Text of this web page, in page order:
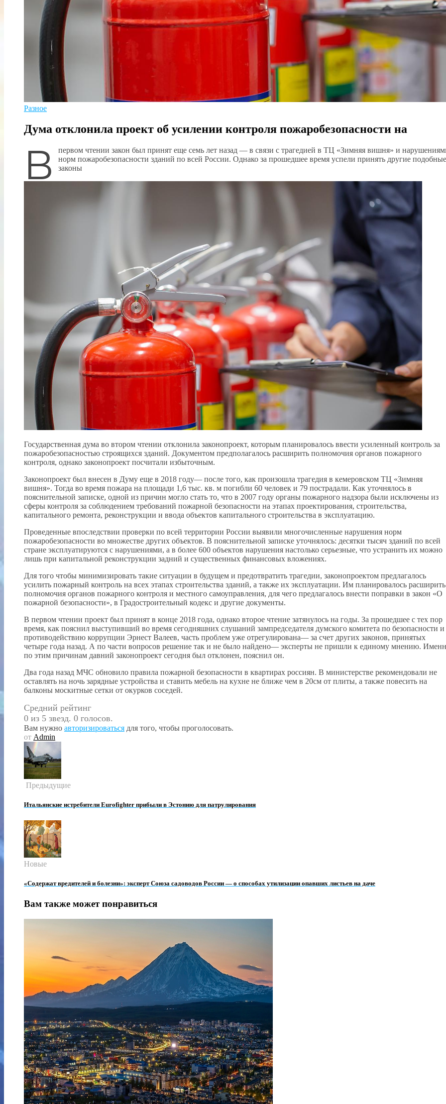
Разное
Дума отклонила проект об усилении контроля пожаробезопасности на
В
первом чтении закон был принят еще семь лет назад — в связи с трагедией в ТЦ «Зимняя вишня» и
норм пожаробезопасности зданий по всей России. Однако за прошедшее время успели принять другие подобные
законы
Государственная дума во втором чтении отклонила законопроект, которым планировалось ввести усиленный контроль за
пожаробезопасностью строящихся зданий. Документом предполагалось расширить полномочия органов пожарного
контроля, однако законопроект посчитали избыточным.
Законопроект был внесен в Думу еще в 2018 году— после того, как произошла трагедия в кемеровском ТЦ «Зимняя
вишня». Тогда во время пожара на площади 1,6 тыс. кв. м погибли 60 человек и 79 пострадали. Как уточнялось в
пояснительной записке, одной из причин могло стать то, что в 2007 году органы пожарного надзора были исключены из
сферы контроля за соблюдением требований пожарной безопасности на этапах проектирования, строительства,
капитального ремонта, реконструкции и ввода объектов капитального строительства в эксплуатацию.
Проведенные впоследствии проверки по всей территории России выявили многочисленные нарушения норм
пожаробезопасности во множестве других объектов. В пояснительной записке уточнялось: десятки тысяч зданий по всей
стране эксплуатируются с нарушениями, а в более 600 объектов нарушения настолько серьезные, что устранить их можно
лишь при капитальной реконструкции задний и существенных финансовых вложениях.
Для того чтобы минимизировать такие ситуации в будущем и предотвратить трагедии, законопроектом предлагалось
усилить пожарный контроль на всех этапах строительства зданий, а также их эксплуатации. Им планировалось расширить
полномочия органов пожарного контроля и местного самоуправления, для чего предлагалось внести поправки в закон «О
пожарной безопасности», в Градостроительный кодекс и другие документы.
В первом чтении проект был принят в конце 2018 года, однако второе чтение затянулось на годы. За прошедшее с тех пор
время, как пояснил выступивший во время сегодняшних слушаний зампредседателя думского комитета по безопасности и
противодействию коррупции Эрнест Валеев, часть проблем уже отрегулирована— за счет других законов, принятых
четыре года назад. А по части вопросов решение так и не было найдено— эксперты не пришли к единому мнению.
по этим причинам давний законопроект сегодня был отклонен, пояснил он.
Два года назад МЧС обновило правила пожарной безопасности в квартирах россиян. В министерстве рекомендовали не
оставлять на ночь зарядные устройства и ставить мебель на кухне не ближе чем в 20см от плиты, а также повесить на
балконы москитные сетки от окурков соседей.
Средний рейтинг
0 из 5 звезд. 0 голосов.
Вам нужно авторизироваться для того, чтобы проголосовать.
от Admin
Предыдущие
Итальянские истребители Eurofighter прибыли в Эстонию для патрулирования
Новые
«Содержат вредителей и болезни»: эксперт Союза садоводов России — о способах утилизации опавших листьев на даче
Вам также может понравиться